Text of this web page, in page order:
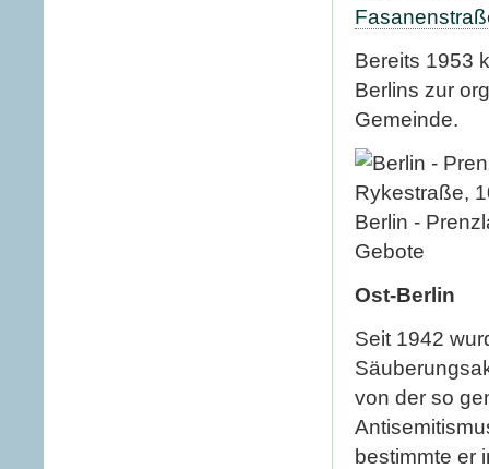
Bereits 1953
Berlins zur
Gemeinde.
Berlin -
Gebote
Ost-Berlin
Seit 1942
von der so
bestimmte er